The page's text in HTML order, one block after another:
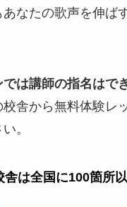
あなたの歌声を伸ば
は講師の指名はで
舎から無料体験レ
。
舎は全国に100箇所